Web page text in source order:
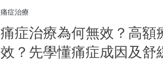
痛症治療為何無效？高額
效？先學懂痛症成因及舒
痛症治療